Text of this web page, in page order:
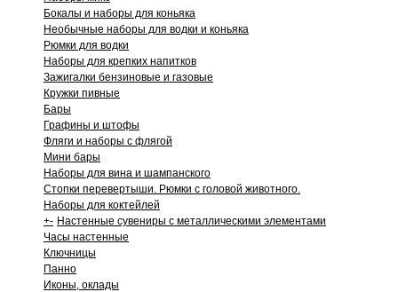
Бокалы и наборы для коньяка
Необычные наборы для водки и коньяка
Рюмки для водки
Наборы для крепких напитков
Зажигалки бензиновые и газовые
Кружки пивные
Бары
Графины и штофы
Фляги и наборы с флягой
Мини бары
Наборы для вина и шампанского
Стопки перевертыши. Рюмки с головой животного.
Наборы для коктейлей
+- Настенные сувениры с металлическими элементами
Часы настенные
Ключницы
Панно
Иконы, оклады